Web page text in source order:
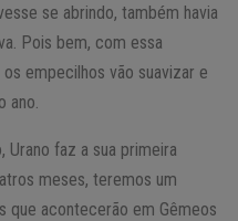
se abrindo, também havia
Pois bem, com essa
empecilhos vão suavizar e
ano.
Urano faz a sua primeira
meses, teremos um
que acontecerão em Gêmeos